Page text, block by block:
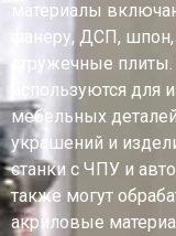
материалы
фанеру, ДСП,
стружечные
используются
мебельных
украшений и
станки с ЧПУ и
также могут
акриловые